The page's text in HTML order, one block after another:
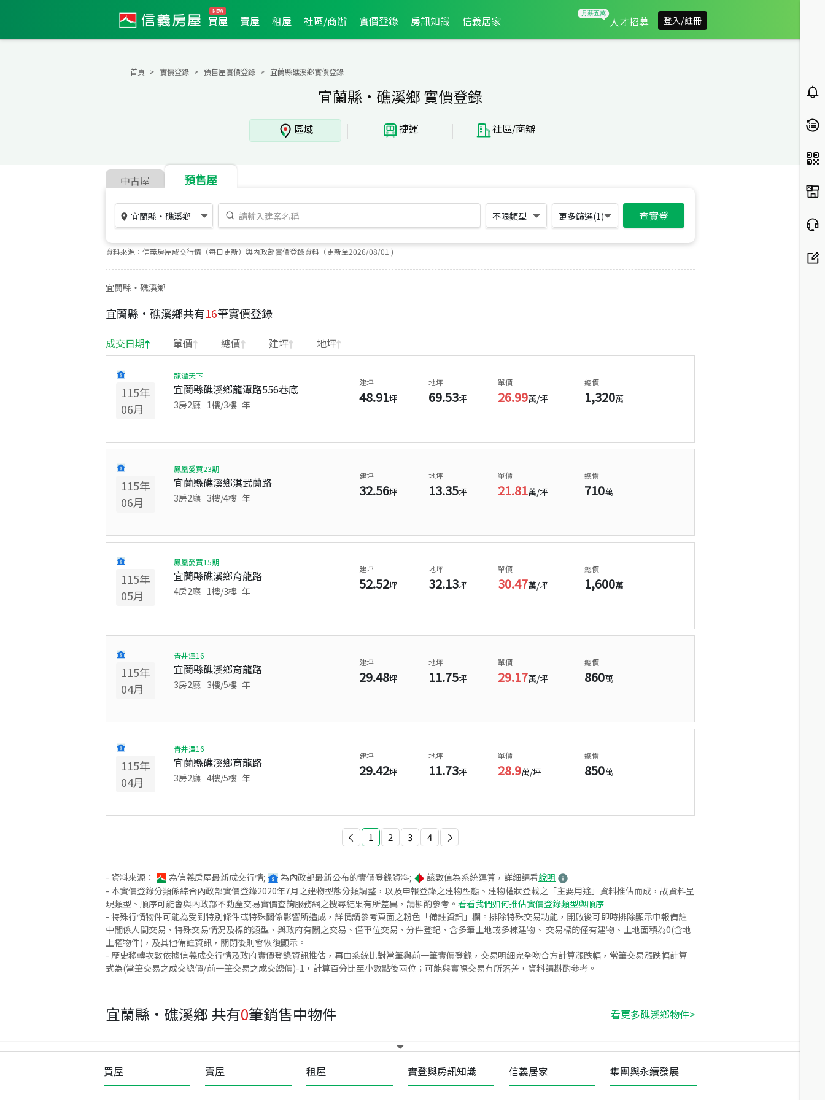
買屋 賣屋 租屋 社區/商辦 實價登錄 房訊知識 信義居家 人才招募 登入/註冊
首頁 實價登錄 預售屋實價登錄 宜蘭縣礁溪鄉實價登錄
宜蘭縣·礁溪鄉 實價登錄
區域 | 捷運 | 社區/商辦
中古屋 預售屋
宜蘭縣 ・ 礁溪鄉 不限類型 更多篩選(1) 查實登
資料來源：信義房屋成交行情（每日更新）與內政部實價登錄資料（更新至2026/08/01 )
宜蘭縣・礁溪鄉
宜蘭縣 · 礁溪鄉共有16筆實價登錄
成交日期 單價 總價 建坪 地坪
115年
06月
龍潭天下
宜蘭縣礁溪鄉龍潭路556巷底
3房2廳 1樓/3樓 年
建坪
48.91坪
地坪
69.53坪
單價
26.99萬/坪
總價
1,320萬
115年
06月
鳳凰愛買23期
宜蘭縣礁溪鄉淇武蘭路
3房2廳 3樓/4樓 年
建坪
32.56坪
地坪
13.35坪
單價
21.81萬/坪
總價
710萬
115年
05月
鳳凰愛買15期
宜蘭縣礁溪鄉育龍路
4房2廳 1樓/3樓 年
建坪
52.52坪
地坪
32.13坪
單價
30.47萬/坪
總價
1,600萬
115年
04月
青井澤16
宜蘭縣礁溪鄉育龍路
3房2廳 3樓/5樓 年
建坪
29.48坪
地坪
11.75坪
單價
29.17萬/坪
總價
860萬
115年
04月
青井澤16
宜蘭縣礁溪鄉育龍路
3房2廳 4樓/5樓 年
建坪
29.42坪
地坪
11.73坪
單價
28.9萬/坪
總價
850萬
1 2 3 4
- 資料來源： 為信義房屋最新成交行情; 為內政部最新公布的實價登錄資料; 該數值為系統運算，詳細請看說明
- 本實價登錄分類係綜合內政部實價登錄2020年7月之建物型態分類調整，以及申報登錄之建物型態、建物權狀登載之「主要用途」資料推估而成，故資料呈
現類型、順序可能會與內政部不動產交易實價查詢服務網之搜尋結果有所差異，請斟酌參考。 看看我們如何推估實價登錄類型與順序
- 特殊行情物件可能為受到特別條件或特殊關係影響所造成，詳情請參考頁面之粉色「備註資訊」欄。排除特殊交易功能，開啟後可即時排除顯示申報備註
中關係人間交易、特殊交易情況及標的類型、與政府有關之交易、僅車位交易、分件登記、含多筆土地或多棟建物、 交易標的僅有建物、土地面積為0(含地
上權物件)，及其他備註資訊，關閉後則會恢復顯示。
- 歷史移轉次數依據信義成交行情及政府實價登錄資訊推估，再由系統比對當筆與前一筆實價登錄，交易明細完全吻合方計算漲跌幅，當筆交易漲跌幅計算
式為(當筆交易之成交總價/前一筆交易之成交總價)-1，計算百分比至小數點後兩位；可能與實際交易有所落差，資料請斟酌參考。
宜蘭縣·礁溪鄉 共有0筆銷售中物件 看更多礁溪鄉物件>
買屋 賣屋 租屋 實登與房訊知識 信義居家 集團與永續發展